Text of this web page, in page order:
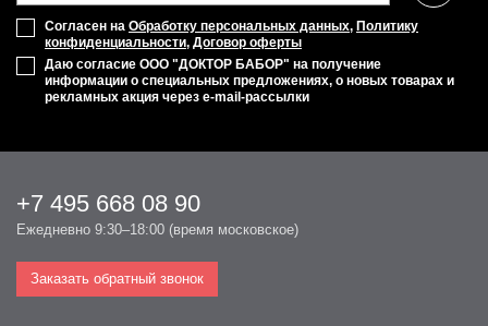
Согласен на Обработку персональных данных, Политику
конфиденциальности, Договор оферты
Даю согласие ООО "ДОКТОР БАБОР" на получение
информации о специальных предложениях, о новых товарах и
рекламных акция через e-mail-рассылки
+7 495 668 08 90
Ежедневно 9:30–18:00 (время московское)
Заказать обратный звонок